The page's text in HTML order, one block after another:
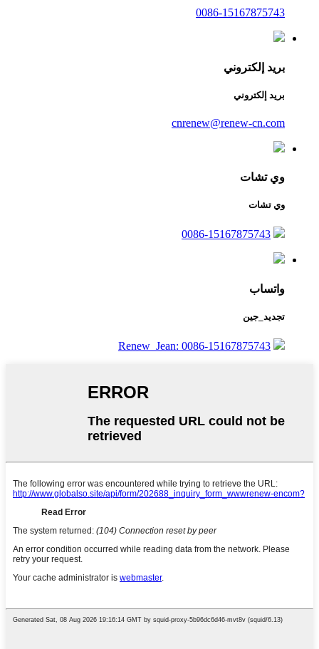
0086-15167875743
بريد إلكتروني
بريد إلكتروني
cnrenew@renew-cn.com
وي تشات
وي تشات
0086-15167875743
واتساب
تجديد_جين
Renew_Jean: 0086-15167875743